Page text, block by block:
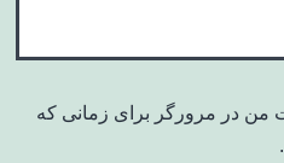
من در مرورگر برای زمانی که